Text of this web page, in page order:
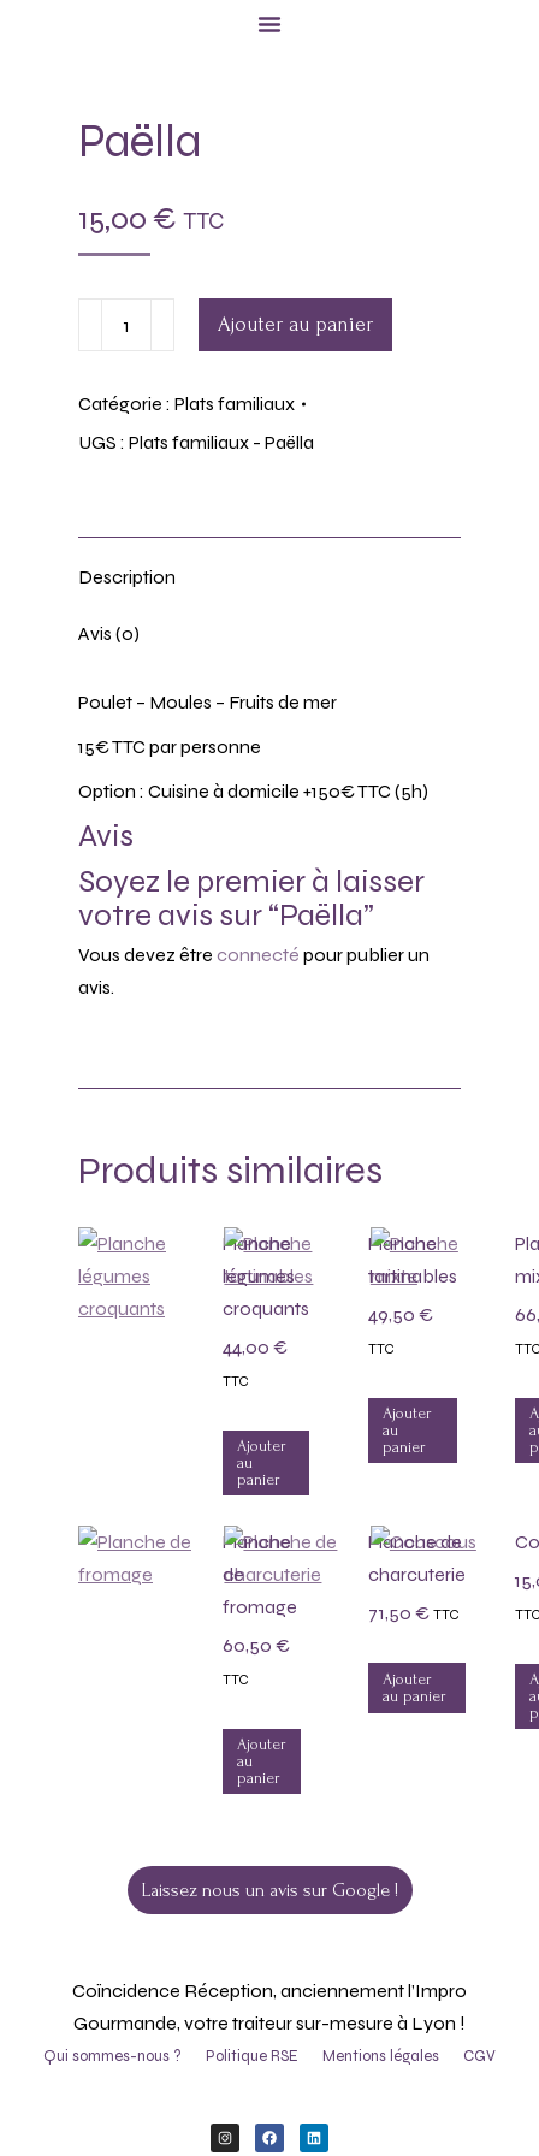
Paëlla
15,00€ TTC
Ajouter au panier
Catégorie : Plats familiaux
UGS : Plats familiaux - Paëlla
Description
Avis (0)
Poulet – Moules – Fruits de mer
15€ TTC par personne
Option : Cuisine à domicile +150€ TTC (5h)
Avis
Soyez le premier à laisser
votre avis sur “Paëlla”
Vous devez être connecté pour publier un
avis.
Produits similaires
Planche
légumes
croquants
44,00 €
TTC
Ajouter
au
panier
Planche
tartinables
49,50€
TTC
Ajouter
au
panier
Planche
de
fromage
60,50 €
TTC
Ajouter
au
panier
Planche de
charcuterie
71,50€ TTC
Ajouter
au panier
Laissez nous un avis sur Google !
Coïncidence Réception, anciennement l’Impro
Gourmande, votre traiteur sur-mesure à Lyon !
Qui sommes-nous ? Politique RSE Mentions légales CGV